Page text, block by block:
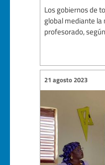
Los gobiernos de
global mediante la
profesorado,
21 agosto 2023